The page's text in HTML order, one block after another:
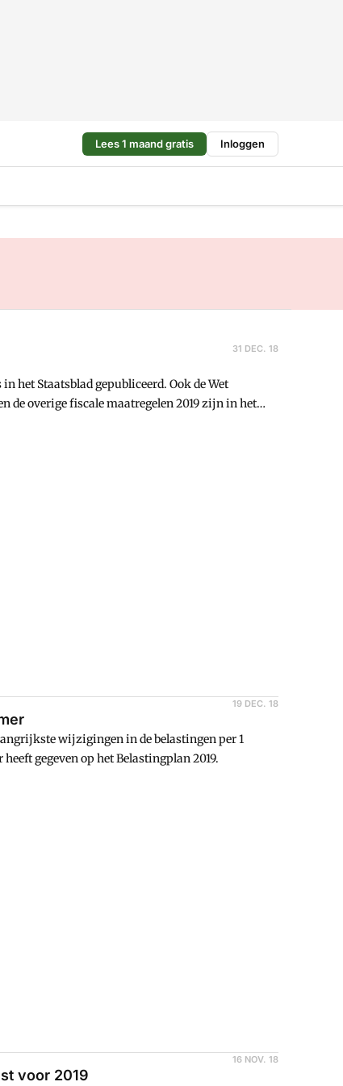
Lees 1 maand gratis Inloggen
31 DEC. 18
het Staatsblad gepubliceerd. Ook de Wet
de overige fiscale maatregelen 2019 zijn in het
19 DEC. 18
wijzigingen in de belastingen per 1
gegeven op het Belastingplan 2019.
16 NOV. 18
voor 2019